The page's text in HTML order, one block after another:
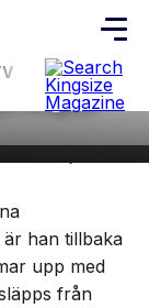
VIDEOS
singeln
är han tillbaka
upp med
från